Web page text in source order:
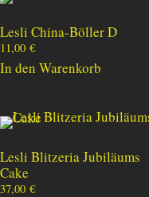
Lesli China-Böller D
11,00 €
In den Warenkorb
Lesli Blitzeria Jubiläums
Cake
37,00 €